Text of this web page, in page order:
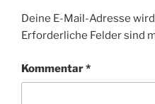
Deine E-Mail-Adresse
Erforderliche Felder sind
Kommentar*